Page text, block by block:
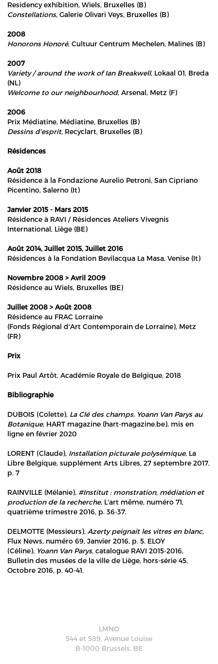
Residency exhibition, Wiels, Bruxelles (B)
Constellations, Galerie Olivari Veys, Bruxelles (B)
2008
Honorons Honoré, Cultuur Centrum Mechelen, Malines (B)
2007
Variety / around the work of Ian Breakwell, Lokaal 01, Breda
(NL)
Welcome to our neighbourhood, Arsenal, Metz (F)
2006
Prix Médiatine, Médiatine, Bruxelles (B)
Dessins d'esprit, Recyclart, Bruxelles (B)
Résidences
Août 2018
Résidence à la Fondazione Aurelio Petroni, San Cipriano
Picentino, Salerno (It)
Janvier 2015 - Mars 2015
Résidence à RAVI / Résidences Ateliers Vivegnis
International, Liège (BE)
Août 2014, Juillet 2015, Juillet 2016
Résidences à la Fondation Bevilacqua La Masa, Venise (It)
Novembre 2008 > Avril 2009
Résidence au Wiels, Bruxelles (BE)
Juillet 2008 > Août 2008
Résidence au FRAC Lorraine
(Fonds Régional d'Art Contemporain de Lorraine), Metz
(FR)
Prix
Prix Paul Artôt, Académie Royale de Belgique, 2018
Bibliographie
DUBOIS (Colette), La Clé des champs. Yoann Van Parys au
Botanique, HART magazine (hart-magazine.be), mis en
ligne en février 2020
LORENT (Claude), Installation picturale polysémique, La
Libre Belgique, supplément Arts Libres, 27 septembre 2017,
p. 7
RAINVILLE (Mélanie), #Institut : monstration, médiation et
production de la recherche, L'art même, numéro 71,
quatrième trimestre 2016, p. 36-37.
DELMOTTE (Messieurs), Azerty peignait les vitres en blanc,
Flux News, numéro 69, Janvier 2016, p. 5. ELOY
(Céline), Yoann Van Parys, catalogue RAVI 2015-2016,
Bulletin des musées de la ville de Liège, hors-série 45,
Octobre 2016, p. 40-41.
LMNO
544 et 589, Avenue Louise
B-1000 Brussels, BE